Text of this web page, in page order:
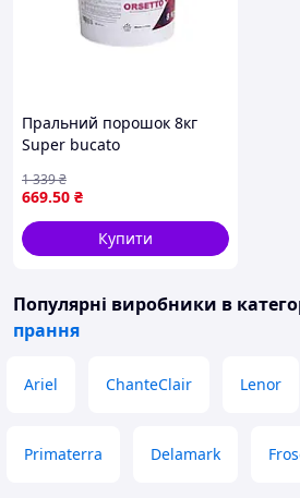
Пральний порошок 8кг
Super bucato
ORSETTO
669.50 ₴
1 339₴
Купити
Популярні виробники в
прання
Ariel ChanteClair Lenor
Primaterra Delamark